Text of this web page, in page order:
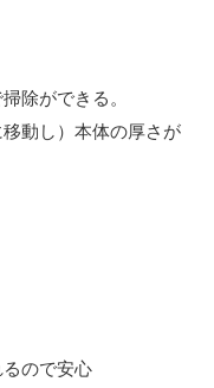
除ができる。
動し）本体の厚さが
ので安心